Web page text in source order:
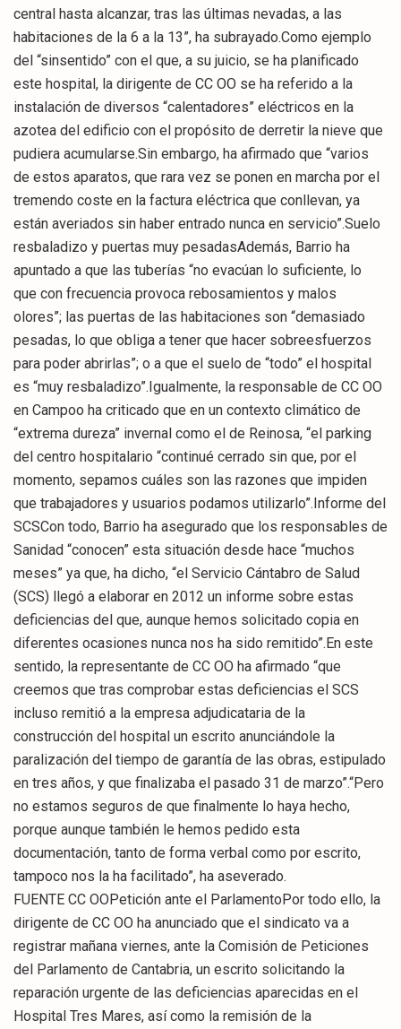
central hasta alcanzar, tras las últimas nevadas, a las
habitaciones de la 6 a la 13”, ha subrayado.Como ejemplo
del “sinsentido” con el que, a su juicio, se ha planificado
este hospital, la dirigente de CC OO se ha referido a la
instalación de diversos “calentadores” eléctricos en la
azotea del edificio con el propósito de derretir la nieve que
pudiera acumularse.Sin embargo, ha afirmado que “varios
de estos aparatos, que rara vez se ponen en marcha por el
tremendo coste en la factura eléctrica que conllevan, ya
están averiados sin haber entrado nunca en servicio”.Suelo
resbaladizo y puertas muy pesadasAdemás, Barrio ha
apuntado a que las tuberías “no evacúan lo suficiente, lo
que con frecuencia provoca rebosamientos y malos
olores”; las puertas de las habitaciones son “demasiado
pesadas, lo que obliga a tener que hacer sobreesfuerzos
para poder abrirlas”; o a que el suelo de “todo” el hospital
es “muy resbaladizo”.Igualmente, la responsable de CC OO
en Campoo ha criticado que en un contexto climático de
“extrema dureza” invernal como el de Reinosa, “el parking
del centro hospitalario “continué cerrado sin que, por el
momento, sepamos cuáles son las razones que impiden
que trabajadores y usuarios podamos utilizarlo”.Informe del
SCSCon todo, Barrio ha asegurado que los responsables de
Sanidad “conocen” esta situación desde hace “muchos
meses” ya que, ha dicho, “el Servicio Cántabro de Salud
(SCS) llegó a elaborar en 2012 un informe sobre estas
deficiencias del que, aunque hemos solicitado copia en
diferentes ocasiones nunca nos ha sido remitido”.En este
sentido, la representante de CC OO ha afirmado “que
creemos que tras comprobar estas deficiencias el SCS
incluso remitió a la empresa adjudicataria de la
construcción del hospital un escrito anunciándole la
paralización del tiempo de garantía de las obras, estipulado
en tres años, y que finalizaba el pasado 31 de marzo”.“Pero
no estamos seguros de que finalmente lo haya hecho,
porque aunque también le hemos pedido esta
documentación, tanto de forma verbal como por escrito,
tampoco nos la ha facilitado”, ha aseverado.
FUENTE CC OOPetición ante el ParlamentoPor todo ello, la
dirigente de CC OO ha anunciado que el sindicato va a
registrar mañana viernes, ante la Comisión de Peticiones
del Parlamento de Cantabria, un escrito solicitando la
reparación urgente de las deficiencias aparecidas en el
Hospital Tres Mares, así como la remisión de la